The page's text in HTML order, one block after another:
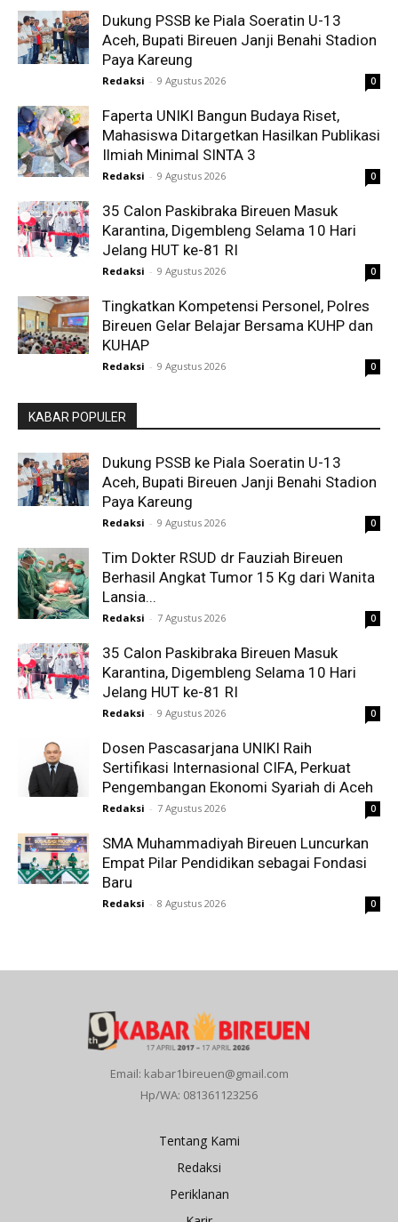
Dukung PSSB ke Piala Soeratin U-13
Aceh, Bupati Bireuen Janji Benahi Stadion
Paya Kareung
Redaksi - 9 Agustus 2026 0
Faperta UNIKI Bangun Budaya Riset,
Mahasiswa Ditargetkan Hasilkan Publikasi
Ilmiah Minimal SINTA 3
Redaksi - 9 Agustus 2026 0
35 Calon Paskibraka Bireuen Masuk
Karantina, Digembleng Selama 10 Hari
Jelang HUT ke-81 RI
Redaksi - 9 Agustus 2026 0
Tingkatkan Kompetensi Personel, Polres
Bireuen Gelar Belajar Bersama KUHP dan
KUHAP
Redaksi - 9 Agustus 2026 0
KABAR POPULER
Dukung PSSB ke Piala Soeratin U-13
Aceh, Bupati Bireuen Janji Benahi Stadion
Paya Kareung
Redaksi - 9 Agustus 2026 0
Tim Dokter RSUD dr Fauziah Bireuen
Berhasil Angkat Tumor 15 Kg dari Wanita
Lansia...
Redaksi - 7 Agustus 2026 0
35 Calon Paskibraka Bireuen Masuk
Karantina, Digembleng Selama 10 Hari
Jelang HUT ke-81 RI
Redaksi - 9 Agustus 2026 0
Dosen Pascasarjana UNIKI Raih
Sertifikasi Internasional CIFA, Perkuat
Pengembangan Ekonomi Syariah di Aceh
Redaksi - 7 Agustus 2026 0
SMA Muhammadiyah Bireuen Luncurkan
Empat Pilar Pendidikan sebagai Fondasi
Baru
Redaksi - 8 Agustus 2026 0
Email: kabar1bireuen@gmail.com
Hp/WA: 081361123256
Tentang Kami
Redaksi
Periklanan